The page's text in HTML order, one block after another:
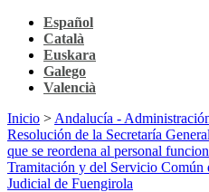
Español
Català
Euskara
Galego
Valencià
Inicio > Andalucía -
Resolución de la Secretaría
que se reordena al personal
Tramitación y del Servicio Común
Judicial de Fuengirola